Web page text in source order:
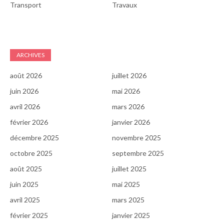
Transport
Travaux
ARCHIVES
août 2026
juillet 2026
juin 2026
mai 2026
avril 2026
mars 2026
février 2026
janvier 2026
décembre 2025
novembre 2025
octobre 2025
septembre 2025
août 2025
juillet 2025
juin 2025
mai 2025
avril 2025
mars 2025
février 2025
janvier 2025